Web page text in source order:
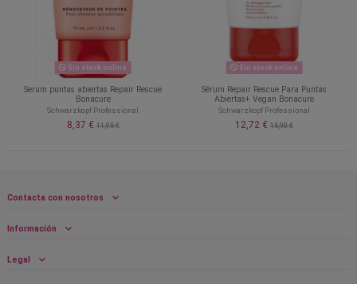
Sin stock online
Serum puntas abiertas Repair Rescue
Bonacure
Schwarzkopf Professional
8,37 €11,95 €
Sin stock online
Sérum Repair Rescue Para Puntas
Abiertas+ Vegan Bonacure
Schwarzkopf Professional
12,72 € 15,90 €
Contacta con nosotros
Información
Legal